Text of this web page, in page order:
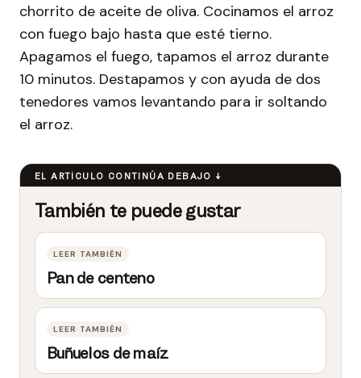
chorrito de aceite de oliva. Cocinamos el arroz
con fuego bajo hasta que esté tierno.
Apagamos el fuego, tapamos el arroz durante
10 minutos. Destapamos y con ayuda de dos
tenedores vamos levantando para ir soltando
el arroz.
Pan de centeno
Buñuelos de maíz